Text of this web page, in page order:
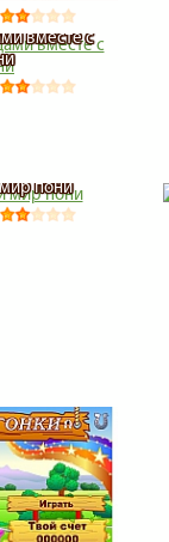
вместе с
пони